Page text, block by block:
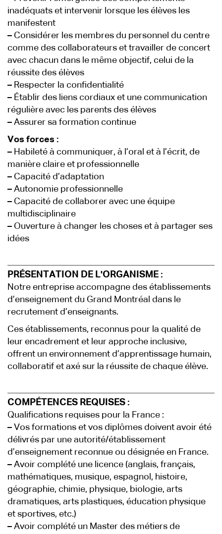
inadéquats et intervenir lorsque les élèves les
manifestent
– Considérer les membres du personnel du centre
comme des collaborateurs et travailler de concert
avec chacun dans le même objectif, celui de la
réussite des élèves
– Respecter la confidentialité
– Établir des liens cordiaux et une communication
régulière avec les parents des élèves
– Assurer sa formation continue
Vos forces :
– Habileté à communiquer, à l’oral et à l’écrit, de
manière claire et professionnelle
– Capacité d’adaptation
– Autonomie professionnelle
– Capacité de collaborer avec une équipe
multidisciplinaire
– Ouverture à changer les choses et à partager ses
idées
PRÉSENTATION DE L'ORGANISME :
Notre entreprise accompagne des établissements
d’enseignement du Grand Montréal dans le
recrutement d’enseignants.
Ces établissements, reconnus pour la qualité de
leur encadrement et leur approche inclusive,
offrent un environnement d’apprentissage humain,
collaboratif et axé sur la réussite de chaque élève.
COMPÉTENCES REQUISES :
Qualifications requises pour la France :
– Vos formations et vos diplômes doivent avoir été
délivrés par une autorité/établissement
d’enseignement reconnue ou désignée en France.
– Avoir complété une licence (anglais, français,
mathématiques, musique, espagnol, histoire,
géographie, chimie, physique, biologie, arts
dramatiques, arts plastiques, éducation physique
et sportives, etc.)
– Avoir complété un Master des métiers de